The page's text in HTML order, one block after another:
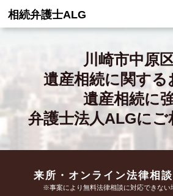
相続弁護士ALG
川崎市中原
遺産相続に関する
遺産相続に
弁護士法人ALGにご
来所・オンライン法律相談
※事案により無料法律相談に対応できない